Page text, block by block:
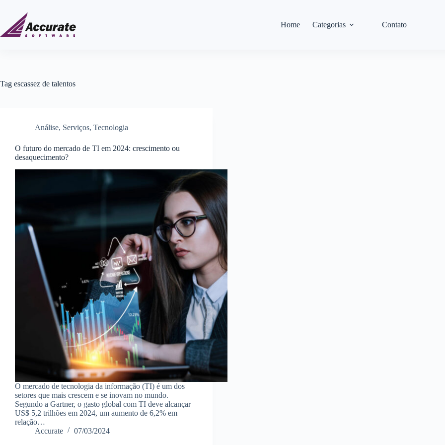
Home Categorias Contato
Tag escassez de talentos
Análise, Serviços, Tecnologia
O futuro do mercado de TI em 2024: crescimento ou
desaquecimento?
O mercado de tecnologia da informação (TI) é um dos
setores que mais crescem e se inovam no mundo.
Segundo a Gartner, o gasto global com TI deve alcançar
US$ 5,2 trilhões em 2024, um aumento de 6,2% em
relação…
Accurate
07/03/2024